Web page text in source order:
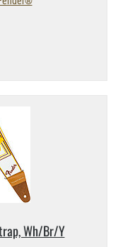
Wh/​Br/​Y